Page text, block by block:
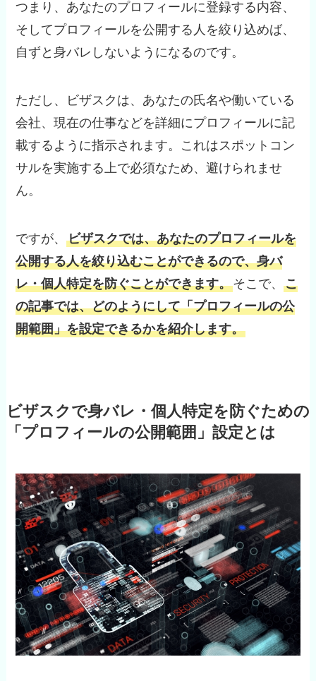
つまり、あなたのプロフィールに登録する内容、
そしてプロフィールを公開する人を絞り込めば、
自ずと身バレしないようになるのです。
ただし、ビザスクは、あなたの氏名や働いている
会社、現在の仕事などを詳細にプロフィールに記
載するように指示されます。これはスポットコン
サルを実施する上で必須なため、避けられませ
ん。
ですが、ビザスクでは、あなたのプロフィールを
公開する人を絞り込むことができるので、身バ
レ・個人特定を防ぐことができます。そこで、こ
の記事では、どのようにして「プロフィールの公
開範囲」を設定できるかを紹介します。
ビザスクで身バレ・個人特定を防ぐための
「プロフィールの公開範囲」設定とは